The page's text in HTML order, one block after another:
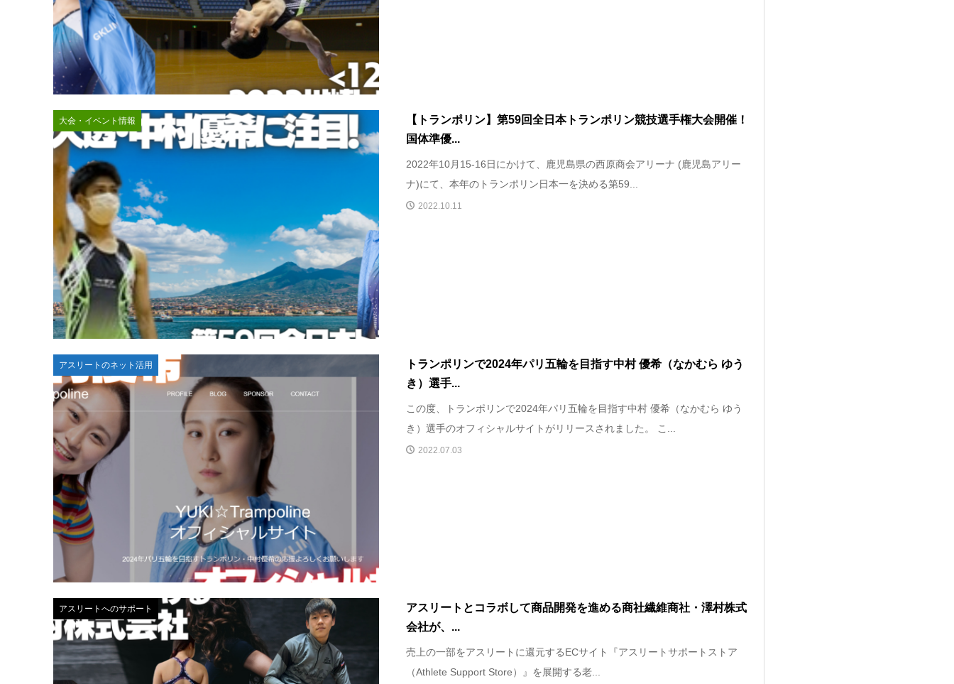
大会・イベント情報
【トランポリン】第59回全日本トランポリン競技選手権大会開催！
国体準優...
2022年10月15-16日にかけて、鹿児島県の西原商会アリーナ (鹿児島アリー
ナ)にて、本年のトランポリン日本一を決める第59...
2022.10.11
アスリートのネット活用
トランポリンで2024年パリ五輪を目指す中村 優希（なかむら ゆう
き）選手...
この度、トランポリンで2024年パリ五輪を目指す中村 優希（なかむら ゆう
き）選手のオフィシャルサイトがリリースされました。 こ...
2022.07.03
アスリートへのサポート
アスリートとコラボして商品開発を進める商社繊維商社・澤村株式
会社が、...
売上の一部をアスリートに還元するECサイト『アスリートサポートストア
（Athlete Support Store）』を展開する老...